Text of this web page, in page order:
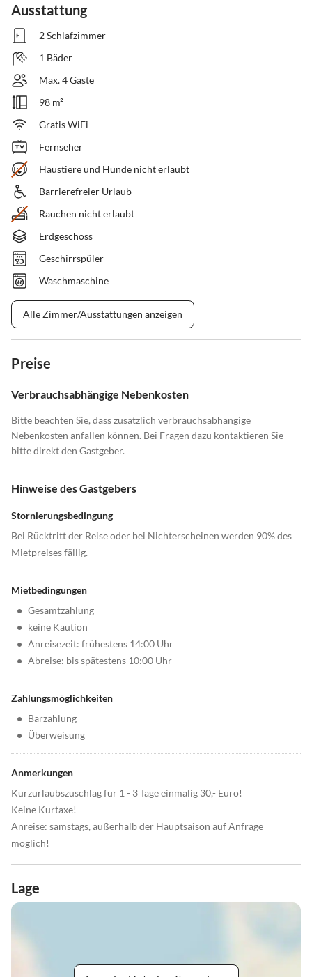
Ausstattung
2 Schlafzimmer
1 Bäder
Max. 4 Gäste
98 m²
Gratis WiFi
Fernseher
Haustiere und Hunde nicht erlaubt
Barrierefreier Urlaub
Rauchen nicht erlaubt
Erdgeschoss
Geschirrspüler
Waschmaschine
Alle Zimmer/Ausstattungen anzeigen
Preise
Verbrauchsabhängige Nebenkosten
Bitte beachten Sie, dass zusätzlich verbrauchsabhängige
Nebenkosten anfallen können. Bei Fragen dazu kontaktieren Sie
bitte direkt den Gastgeber.
Hinweise des Gastgebers
Stornierungsbedingung
Bei Rücktritt der Reise oder bei Nichterscheinen werden 90% des
Mietpreises fällig.
Mietbedingungen
• Gesamtzahlung
• keine Kaution
• Anreisezeit: frühestens 14:00 Uhr
• Abreise: bis spätestens 10:00 Uhr
Zahlungsmöglichkeiten
• Barzahlung
• Überweisung
Anmerkungen
Kurzurlaubszuschlag für 1 - 3 Tage einmalig 30,- Euro!
Keine Kurtaxe!
Anreise: samstags, außerhalb der Hauptsaison auf Anfrage
möglich!
Lage